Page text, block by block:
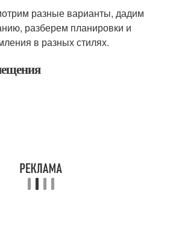
разные варианты, дадим
разберем планировки и
в разных стилях.